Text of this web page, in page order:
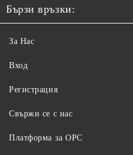
Бързи връзки:
За Нас
Вход
Регистрация
Свържи се с нас
Платформа за ОРС